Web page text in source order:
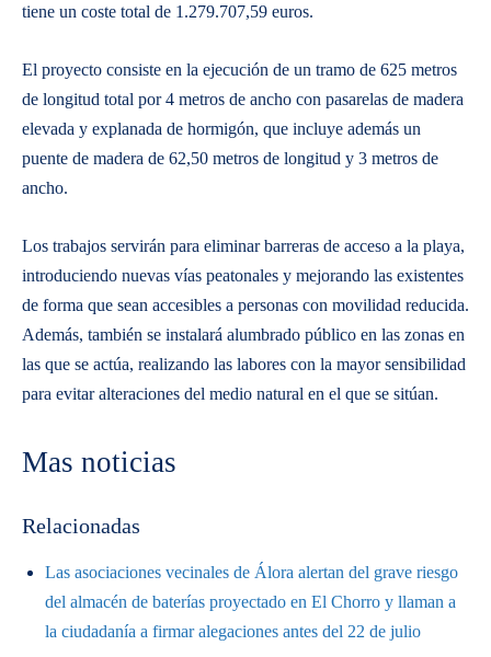
tiene un coste total de 1.279.707,59 euros.
El proyecto consiste en la ejecución de un tramo de 625 metros
de longitud total por 4 metros de ancho con pasarelas de madera
elevada y explanada de hormigón, que incluye además un
puente de madera de 62,50 metros de longitud y 3 metros de
ancho.
Los trabajos servirán para eliminar barreras de acceso a la playa,
introduciendo nuevas vías peatonales y mejorando las existentes
de forma que sean accesibles a personas con movilidad reducida.
Además, también se instalará alumbrado público en las zonas en
las que se actúa, realizando las labores con la mayor sensibilidad
para evitar alteraciones del medio natural en el que se sitúan.
Mas noticias
Relacionadas
Las asociaciones vecinales de Álora alertan del grave riesgo
del almacén de baterías proyectado en El Chorro y llaman a
la ciudadanía a firmar alegaciones antes del 22 de julio